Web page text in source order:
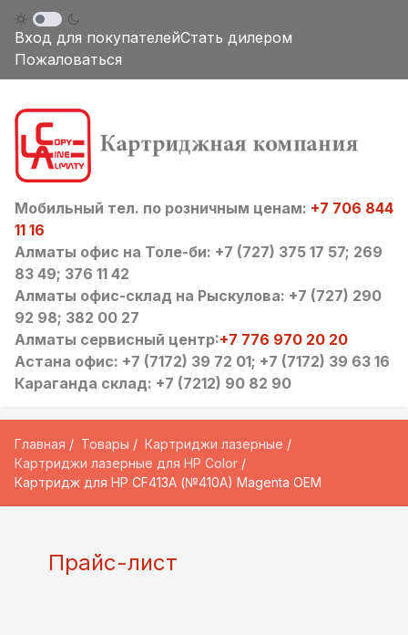
Вход для покупателейСтать дилером
Пожаловаться
Мобильный тел. по розничным ценам: +7 706 844
11 16
Алматы офис на Толе-би: +7 (727) 375 17 57; 269
83 49; 376 11 42
Алматы офис-склад на Рыскулова: +7 (727) 290
92 98; 382 00 27
Алматы сервисный центр:+7 776 970 20 20
Астана офис: +7 (7172) 39 72 01; +7 (7172) 39 63 16
Караганда склад: +7 (7212) 90 82 90
Главная Товары
Картриджи лазерные
Картриджи лазерные для HP Color
Картридж для HP CF413A (№410A) Magenta OEM
Прайс-лист